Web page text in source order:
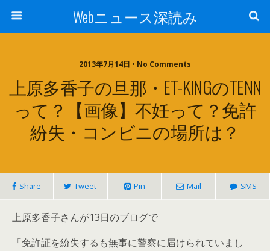
Webニュース深読み
2013年7月14日 • No Comments
上原多香子の旦那・ET-KINGのTENN
って？【画像】不妊って？免許
紛失・コンビニの場所は？
Share Tweet Pin Mail SMS
上原多香子さんが13日のブログで
「免許証を紛失するも無事に警察に届けられていまし